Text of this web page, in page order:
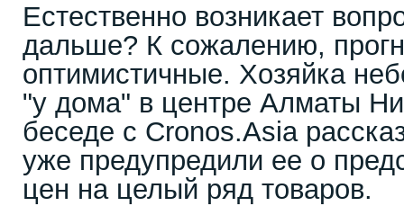
Естественно возникает
дальше? К сожалению,
оптимистичные. Хозяйка
"у дома" в центре Алматы
беседе с Cronos.Asia
уже предупредили ее о
цен на целый ряд товаров.